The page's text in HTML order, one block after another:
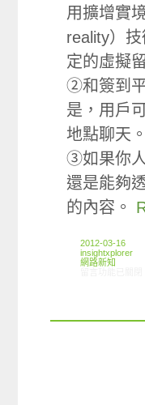
用擴增實
reality）
定的虛擬
②和簽到
是，用戶
地點聊天。
③如果你
還是能夠
的內容。
2012-03-16
insightxplorer
網路新知